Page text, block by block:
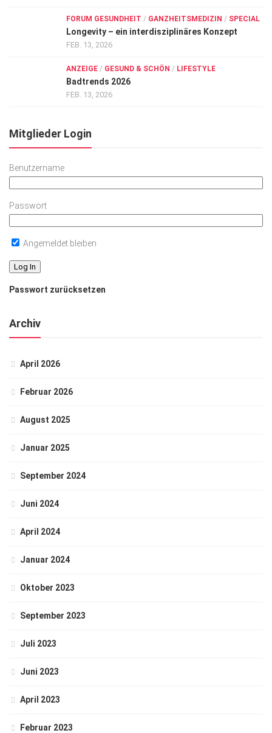
FORUM GESUNDHEIT / GANZHEITSMEDIZIN / SPECIAL
Longevity – ein interdisziplinäres Konzept
FEB. 13, 2026
ANZEIGE / GESUND & SCHÖN / LIFESTYLE
Badtrends 2026
FEB. 13, 2026
Mitglieder Login
Benutzername
Passwort
Angemeldet bleiben
Passwort zurücksetzen
Archiv
April 2026
Februar 2026
August 2025
Januar 2025
September 2024
Juni 2024
April 2024
Januar 2024
Oktober 2023
September 2023
Juli 2023
Juni 2023
April 2023
Februar 2023